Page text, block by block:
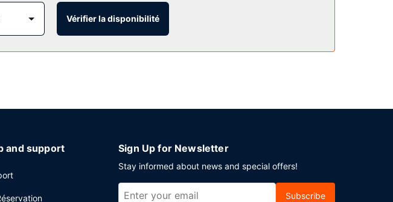
Vérifier la disponibilité
and support Sign Up for Newsletter
Stay informed about news and special offers!
Subscribe